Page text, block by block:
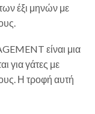
έξι μηνών με
είναι μια
για γάτες με
Η τροφή αυτή